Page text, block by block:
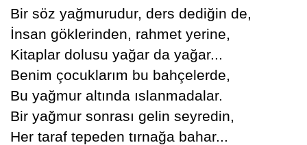
Bir söz yağmurudur, ders dediğin de,
İnsan göklerinden, rahmet yerine,
Kitaplar dolusu yağar da yağar...
Benim çocuklarım bu bahçelerde,
Bu yağmur altında ıslanmadalar.
Bir yağmur sonrası gelin seyredin,
Her taraf tepeden tırnağa bahar...